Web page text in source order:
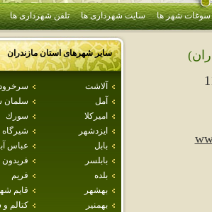
سوغات شهر ها سایت شهرداری ها تلفن شهرداری ها
سایر شهرهای استانمازندران
آلاشت
آمل
سلمان
اميركلا
سورك
ايزدشهر
شيرگاه
بابل
عباس
بابلسر
فريدون
بلده
فريم
بهشهر
قايم
بهمنير
كتالم